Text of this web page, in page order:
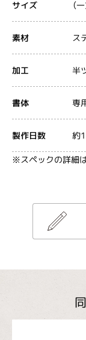
サイズ （
素材 ス
加工 半
書体 専
製作日数 約
※スペックの詳細